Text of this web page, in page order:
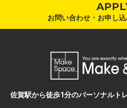
お問い合わせ・お申し
佐賀駅から徒歩1分のパーソナルト